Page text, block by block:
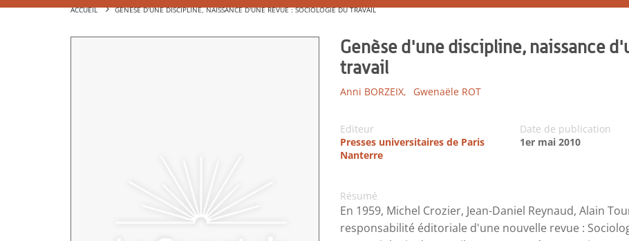
ACCUEIL GENÈSE D'UNE DISCIPLINE, NAISSANCE D'UNE REVUE : SOCIOLOGIE DU TRAVAIL
Genèse d'une discipline, naissance
travail
Anni BORZEIX, Gwenaële ROT
Editeur
Presses universitaires de Paris
Nanterre
Date de publication
1er mai 2010
Résumé
En 1959, Michel Crozier, Jean-Daniel Reynaud, Alain
responsabilité éditoriale d'une nouvelle revue :